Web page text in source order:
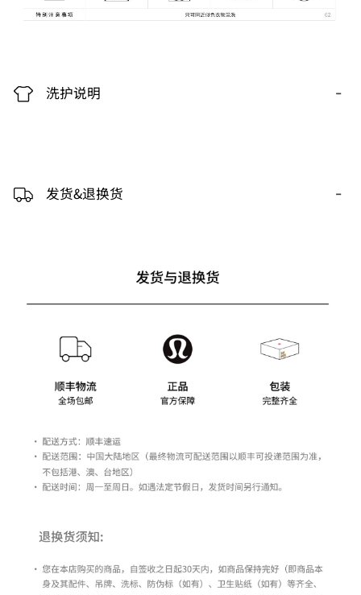
洗护说明 -
发货&退换货 -